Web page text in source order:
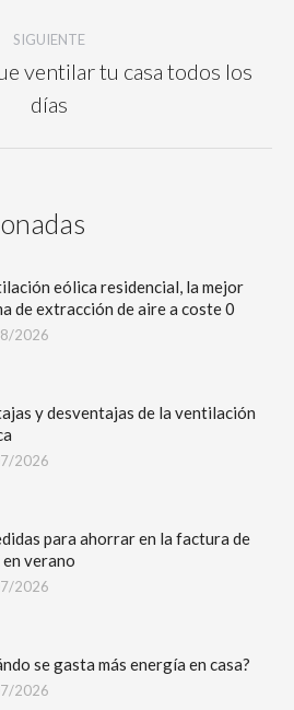
SIGUIENTE
ventilar tu casa todos los
días
eólica residencial, la mejor
de extracción de aire a coste 0
2026
y desventajas de la ventilación
2026
para ahorrar en la factura de
en verano
2026
se gasta más energía en casa?
2026